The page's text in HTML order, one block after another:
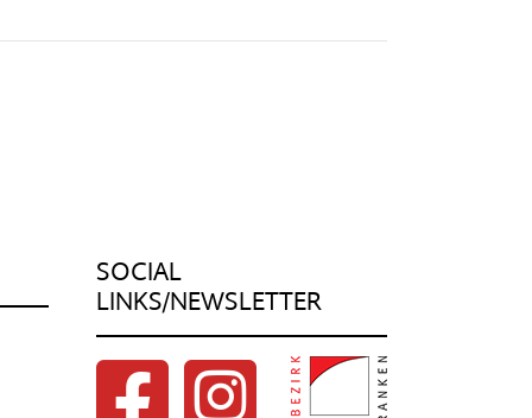
SOCIAL
LINKS/NEWSLETTER